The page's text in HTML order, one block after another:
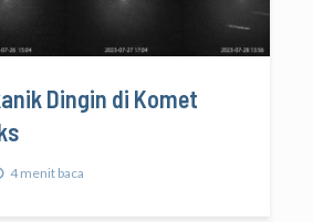
Dingin di Komet
4 menit baca